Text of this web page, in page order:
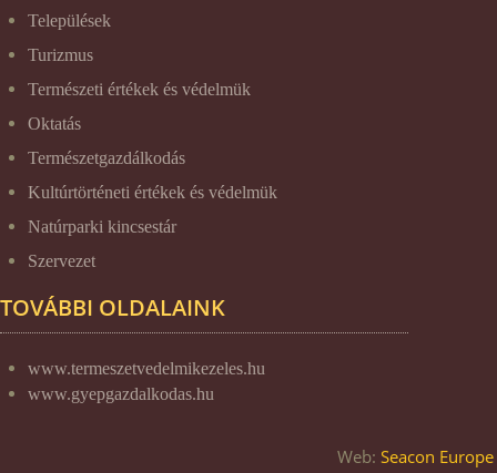
Települések
Turizmus
Természeti értékek és védelmük
Oktatás
Természetgazdálkodás
Kultúrtörténeti értékek és védelmük
Natúrparki kincsestár
Szervezet
TOVÁBBI OLDALAINK
www.termeszetvedelmikezeles.hu
www.gyepgazdalkodas.hu
Web: Seacon Europe